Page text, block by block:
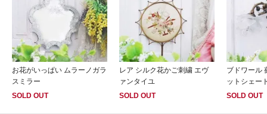
お花がいっぱい ムラーノガラ
スミラー
SOLD OUT
レア シルク花かご刺繍 エヴ
ァンタイユ
SOLD OUT
ブドワール
ットシェー
SOLD OUT